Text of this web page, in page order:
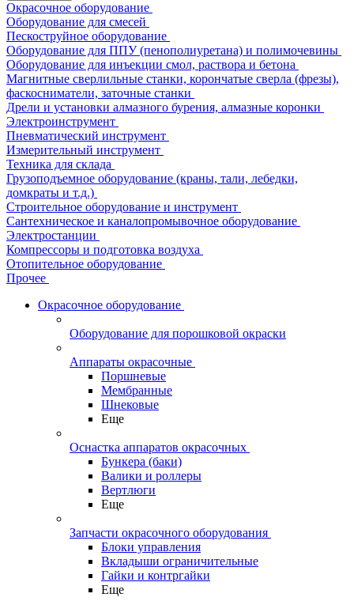
Окрасочное оборудование
Оборудование для смесей
Пескоструйное оборудование
Оборудование для ППУ (пенополиуретана) и полимочевины
Оборудование для инъекции смол, раствора и бетона
Магнитные сверлильные станки, корончатые сверла (фрезы),
фаскосниматели, заточные станки
Дрели и установки алмазного бурения, алмазные коронки
Электроинструмент
Пневматический инструмент
Измерительный инструмент
Техника для склада
Грузоподъемное оборудование (краны, тали, лебедки,
домкраты и т.д.)
Строительное оборудование и инструмент
Сантехническое и каналопромывочное оборудование
Электростанции
Компрессоры и подготовка воздуха
Отопительное оборудование
Прочее
Окрасочное оборудование
Оборудование для порошковой окраски
Аппараты окрасочные
Поршневые
Мембранные
Шнековые
Еще
Оснастка аппаратов окрасочных
Бункера (баки)
Валики и роллеры
Вертлюги
Еще
Запчасти окрасочного оборудования
Блоки управления
Вкладыши ограничительные
Гайки и контргайки
Еще